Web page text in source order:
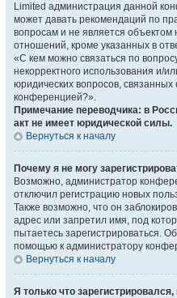
Limited администрация данной
может давать рекомендаций по
вопросам и не является объектом
отношений, кроме указанных в
«С кем можно связаться по
некорректного использования и/
юридических вопросов, связанных
конференцией?».
Примечание переводчика: в
акт не имеет юридической силы.
Вернуться к началу
Почему я не могу
Возможно, администратор
отключил регистрацию новых
Также возможно, что он
адрес или запретил имя, под
пытаетесь зарегистрироваться.
помощью к администратору
Вернуться к началу
Я только что зарегистрировался,